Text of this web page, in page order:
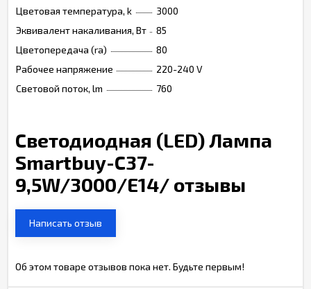
Цветовая температура, k
3000
Эквивалент накаливания, Вт
85
Цветопередача (ra)
80
Рабочее напряжение
220-240 V
Световой поток, lm
760
Светодиодная (LED) Лампа
Smartbuy-C37-
9,5W/3000/E14/ отзывы
Написать отзыв
Об этом товаре отзывов пока нет. Будьте первым!